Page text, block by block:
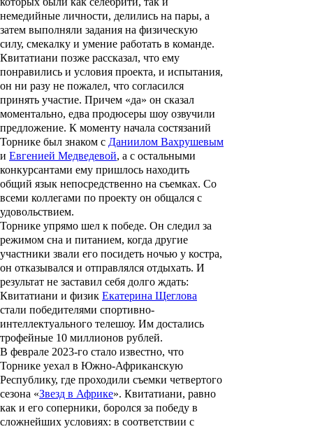
немедийные личности, делились на пары, а
затем выполняли задания на физическую
силу, смекалку и умение работать в команде.
Квитатиани позже рассказал, что ему
понравились и условия проекта, и испытания,
он ни разу не пожалел, что согласился
принять участие. Причем «да» он сказал
моментально, едва продюсеры шоу озвучили
предложение. К моменту начала состязаний
Торнике был знаком с Даниилом Вахрушевым
и Евгенией Медведевой, а с остальными
конкурсантами ему пришлось находить
общий язык непосредственно на съемках. Со
всеми коллегами по проекту он общался с
удовольствием.
Торнике упрямо шел к победе. Он следил за
режимом сна и питанием, когда другие
участники звали его посидеть ночью у костра,
он отказывался и отправлялся отдыхать. И
результат не заставил себя долго ждать:
Квитатиани и физик Екатерина Щеглова
стали победителями спортивно-
интеллектуального телешоу. Им достались
трофейные 10 миллионов рублей.
В феврале 2023-го стало известно, что
Торнике уехал в Южно-Африканскую
Республику, где проходили съемки четвертого
сезона «Звезд в Африке». Квитатиани, равно
как и его соперники, боролся за победу в
сложнейших условиях: в соответствии с